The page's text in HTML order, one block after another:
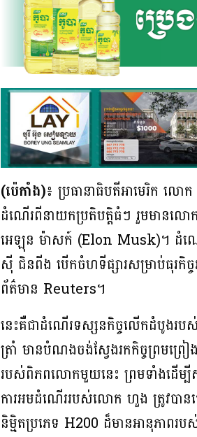
(ប៉េកាំង)៖ ប្រធានាធិបតីអាមេរិក លោ
ដំណើរពីនាយកប្រតិបត្តិធំៗ រួមមាន
អេឡុន ម៉ាសក៍ (Elon Musk)។ ដំណើរ
ស៊ី ជិនពីង បើកចំហទីផ្សារសម្រាប់ធុរកិច្ច
ព័ត៌មាន Reuters។
នេះគឺជាដំណើរទស្សនកិច្ចលើកដំបូងរ
ត្រាំ មានបំណងចង់ស្វែងរកកិច្ចព្រមព្រ
របស់ពិភពលោកមួយនេះ ព្រមទាំងដើម្បីស្
ការអមដំណើររបស់លោក ហួង ត្រូវបានគ
និម្មិតប្រភេទ H200 ដ៏មានអានុភាព